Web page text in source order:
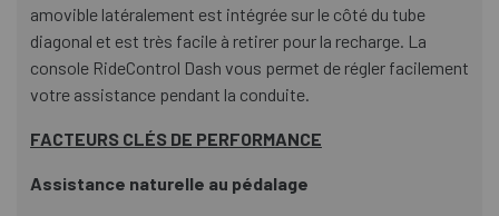
amovible latéralement est intégrée sur le côté du tube
diagonal et est très facile à retirer pour la recharge. La
console RideControl Dash vous permet de régler facilement
votre assistance pendant la conduite.
FACTEURS CLÉS DE PERFORMANCE
Assistance naturelle au pédalage